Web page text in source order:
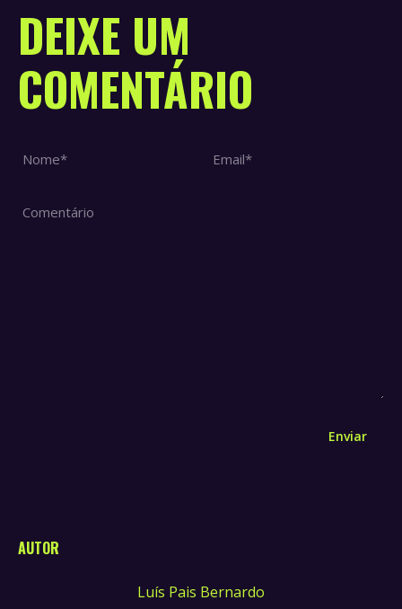
DEIXE UM
COMENTÁRIO
Comentário
Nome * Email *
Enviar
AUTOR
Luís Pais Bernardo